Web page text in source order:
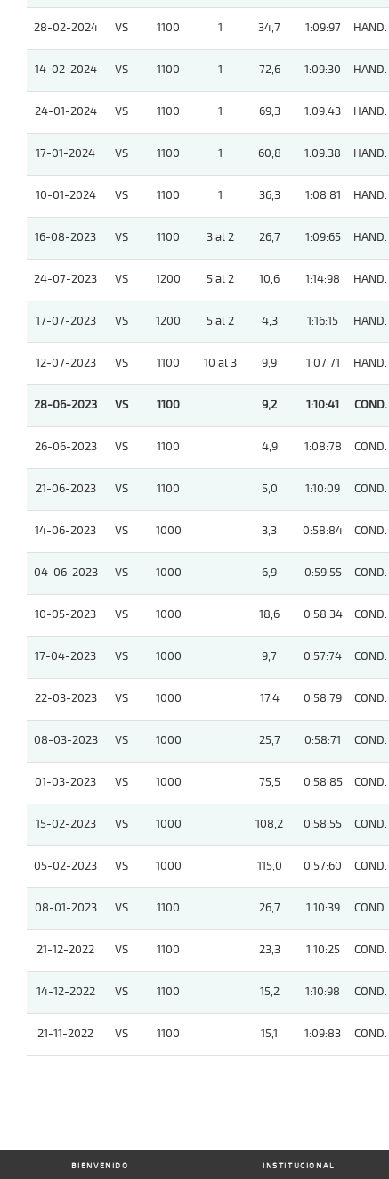
28-02-2024 VS 1100 1 34,7 1:09:97 HAND.
14-02-2024 VS 1100 1 72,6 1:09:30 HAND.
24-01-2024 VS 1100 1 69,3 1:09:43 HAND.
17-01-2024 VS 1100 1 60,8 1:09:38 HAND.
10-01-2024 VS 1100 1 36,3 1:08:81 HAND.
16-08-2023 VS 1100 3 al 2 26,7 1:09:65 HAND.
24-07-2023 VS 1200 5 al 2 10,6 1:14:98 HAND.
17-07-2023 VS 1200 5 al 2 4,3 1:16:15 HAND.
12-07-2023 VS 1100 10 al 3 9,9 1:07:71 HAND.
28-06-2023 VS 1100 9,2 1:10:41 COND.
26-06-2023 VS 1100 4,9 1:08:78 COND.
21-06-2023 VS 1100 5,0 1:10:09 COND.
14-06-2023 VS 1000 3,3 0:58:84 COND.
04-06-2023 VS 1000 6,9 0:59:55 COND.
10-05-2023 VS 1000 18,6 0:58:34 COND.
17-04-2023 VS 1000 9,7 0:57:74 COND.
22-03-2023 VS 1000 17,4 0:58:79 COND.
08-03-2023 VS 1000 25,7 0:58:71 COND.
01-03-2023 VS 1000 75,5 0:58:85 COND.
15-02-2023 VS 1000 108,2 0:58:55 COND.
05-02-2023 VS 1000 115,0 0:57:60 COND.
08-01-2023 VS 1100 26,7 1:10:39 COND.
21-12-2022 VS 1100 23,3 1:10:25 COND.
14-12-2022 VS 1100 15,2 1:10:98 COND.
21-11-2022 VS 1100 15,1 1:09:83 COND.
BIENVENIDO INSTITUCIONAL